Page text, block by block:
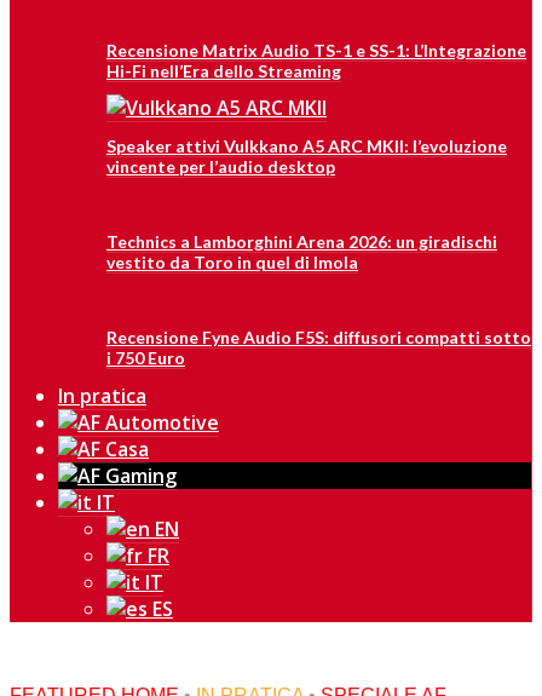
Recensione Matrix Audio TS-1 e SS-1: L’Integrazione
Hi-Fi nell’Era dello Streaming
Speaker attivi Vulkkano A5 ARC MKII: l’evoluzione
vincente per l’audio desktop
Technics a Lamborghini Arena 2026: un giradischi
vestito da Toro in quel di Imola
Recensione Fyne Audio F5S: diffusori compatti sotto
i 750 Euro
In pratica
IT
EN
FR
IT
ES